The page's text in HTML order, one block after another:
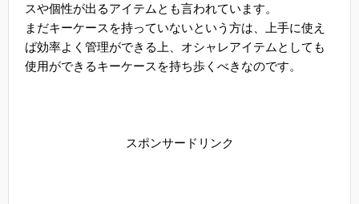
スや個性が出るアイテムとも言われています。
まだキーケースを持っていないという方は、上手に使え
ば効率よく管理ができる上、オシャレアイテムとしても
使用ができるキーケースを持ち歩くべきなのです。
スポンサードリンク